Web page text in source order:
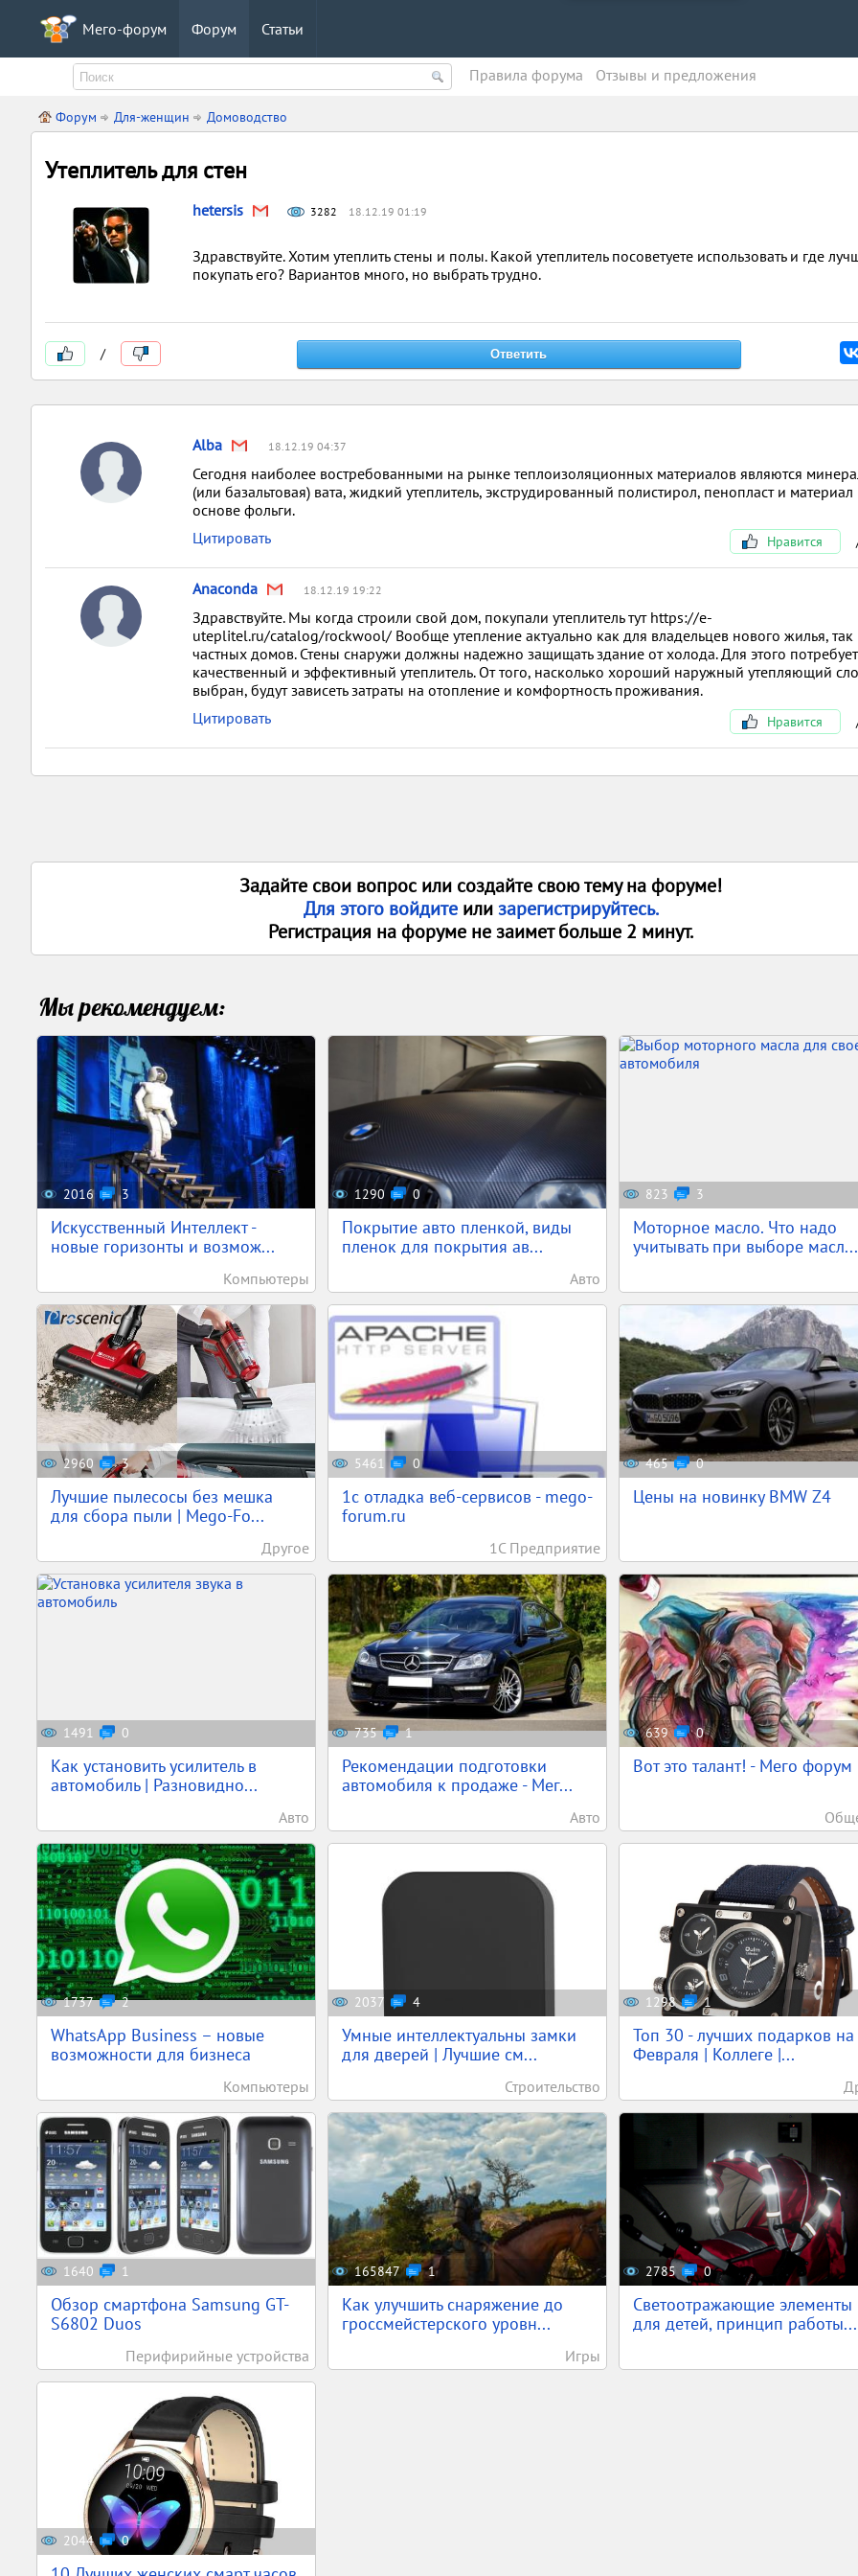
Мего-форум Форум Статьи
Правила форума Oтзывы и предложения
Форум Для-женщин Домоводство
Утеплитель для стен
hetersis 3282 18.12.19 01:19
Здравствуйте. Хотим утеплить стены и полы. Какой утеплитель посоветуете использовать и где
покупать его? Вариантов много, но выбрать трудно.
/
Alba 18.12.19 04:37
Сегодня наиболее востребованными на рынке теплоизоляционных материалов являются
(или базальтовая) вата, жидкий утеплитель, экструдированный полистирол, пенопласт и материал
основе фольги.
Цитировать
Нравится
Anaconda 18.12.19 19:22
Здравствуйте. Мы когда строили свой дом, покупали утеплитель тут https://e-
uteplitel.ru/catalog/rockwool/ Вообще утепление актуально как для владельцев нового жилья, так
частных домов. Стены снаружи должны надежно защищать здание от холода. Для этого
качественный и эффективный утеплитель. От того, насколько хороший наружный утепляющий
выбран, будут зависеть затраты на отопление и комфортность проживания.
Цитировать
Нравится
Задайте свои вопрос или создайте свою тему на форуме!
Для этого войдите илизарегистрируйтесь.
Регистрация на форуме не заимет больше 2 минут.
Мы рекомендуем:
2016 3
Искусственный Интеллект -
новые горизонты и возмож...
Компьютеры
1290 0
Покрытие авто пленкой, виды
пленок для покрытия ав...
Авто
823 3
Моторное масло. Что надо
учитывать при выборе масл...
2960 3
Лучшие пылесосы без мешка
для сбора пыли | Mego-Fo...
Другое
5461 0
1c отладка веб-сервисов - mego-
forum.ru
1С Предприятие
465 0
Цены на новинку BMW Z4
1491 0
Как установить усилитель в
автомобиль | Разновидно...
Авто
735 1
Рекомендации подготовки
автомобиля к продаже - Мег...
Авто
639 0
Вот это талант! - Мего форум
1737 2
WhatsApp Business – новые
возможности для бизнеса
Компьютеры
2037 4
Умные интеллектуальны замки
для дверей | Лучшие см...
Строительство
1298 1
Топ 30 - лучших подарков
Февраля | Коллеге |...
1640 1
Обзор смартфона Samsung GT-
S6802 Duos
Перифирийные устройства
165847 1
Как улучшить снаряжение до
гроссмейстерского уровн...
Игры
2785 0
Светоотражающие элементы
для детей, принцип работы...
2044 0